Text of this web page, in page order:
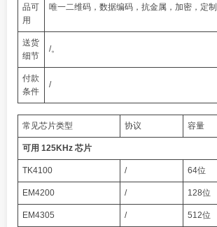
品可
用
唯一二维码，数据编码，抗金属，加密，定
送货
细节
/。
付款
条件
/
常见芯片类型 协议 容量
可用 125KHz 芯片
TK4100 / 64位
EM4200 / 128位
EM4305 / 512位